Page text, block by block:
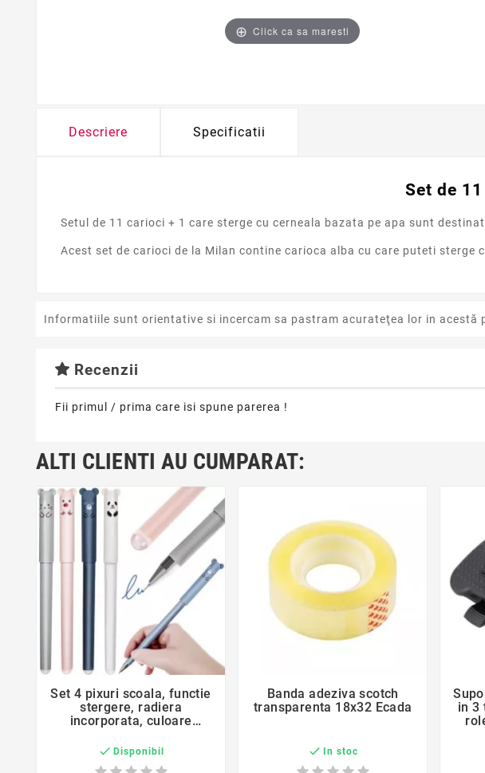
Click ca sa maresti
Descriere Specificatii
Set de
Setul de 11 carioci + 1 care sterge cu cerneala bazata pe apa sunt
Acest set de carioci de la Milan contine carioca alba cu care puteti sterge
Informatiile sunt orientative si incercam sa pastram acurateţea lor in
Recenzii
Fii primul / prima care isi spune parerea !
ALTI CLIENTI AU CUMPARAT:
Set 4 pixuri scoala, functie
stergere, radiera
incorporata, culoare
 Disponibil
Banda adeziva scotch
transparenta 18x32 Ecada
 In stoc
in 3